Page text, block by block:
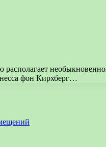
фон Кирхберг…